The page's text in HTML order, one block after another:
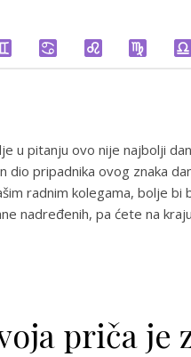
u pitanju ovo nije najbolji
dio pripadnika ovog znaka
radnim kolegama, bolje
nadređenih, pa ćete na
priča je